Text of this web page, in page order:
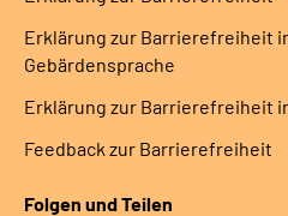
Erklärung zur Barrierefreiheit
Gebärdensprache
Erklärung zur Barrierefreiheit
Feedback zur Barrierefreiheit
Folgen und Teilen